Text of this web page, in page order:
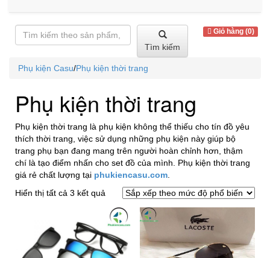
Tìm kiếm
Giỏ hàng (0)
Phụ kiện Casu/Phụ kiện thời trang
Phụ kiện thời trang
Phụ kiện thời trang là phụ kiện không thể thiếu cho tín đồ yêu
thích thời trang, việc sử dụng những phụ kiện này giúp bộ
trang phụ bạn đang mang trên người hoàn chỉnh hơn, thậm
chí là tạo điểm nhấn cho set đồ của mình. Phụ kiện thời trang
giá rẻ chất lượng tại phukiencasu.com
Hiển thị tất cả 3 kết quả
xếp
theo
mức
độ